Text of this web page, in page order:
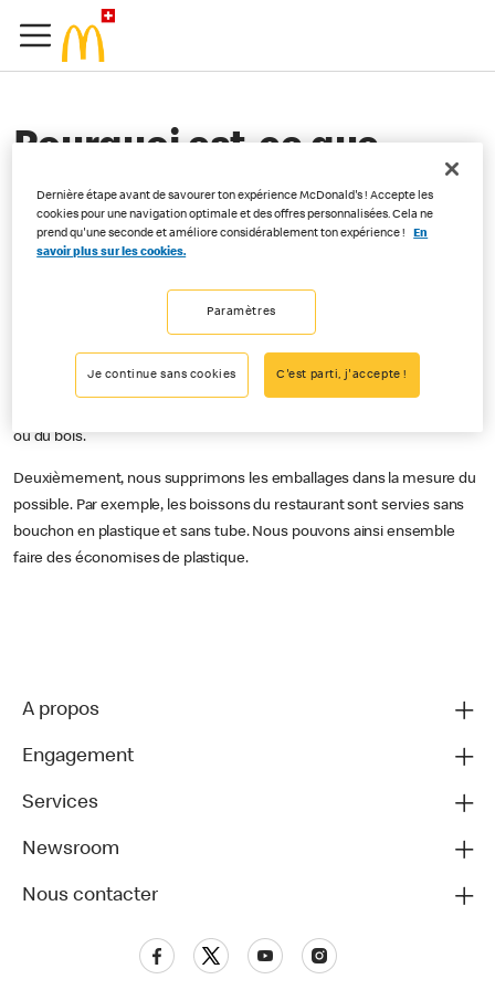
Pourquoi est-ce que
McDonald’s® change ses
emballages ?
Aux côtés de nos hôtes, nous souhaitons faire une différence pour
ou du bois.
Deuxièmement, nous supprimons les emballages dans la mesure du
possible. Par exemple, les boissons du restaurant sont servies sans
bouchon en plastique et sans tube. Nous pouvons ainsi ensemble
faire des économises de plastique.
A propos
Engagement
Services
Newsroom
Nous contacter
Dernière étape avant de savourer ton expérience McDonald's ! Accepte les
cookies pour une navigation optimale et des offres personnalisées. Cela ne
prend qu'une seconde et améliore considérablement ton expérience !
En
savoir plus sur les cookies.
Paramètres
Je continue sans cookies C'est parti, j'accepte !